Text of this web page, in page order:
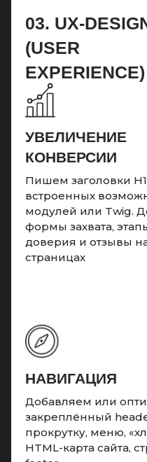
03. UX-
(USER
EXPERIENCE)
НАВИГАЦИЯ
Добавляем или
закреплённый
прокрутку, меню,
HTML-карта сайта,
УВЕЛИЧЕНИЕ
КОНВЕРСИИ
Пишем заголовки
встроенных
модулей или Twig.
формы захвата,
доверия и отзывы
страницах